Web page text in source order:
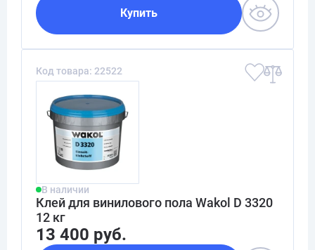
Купить
Код товара: 22522
В наличии
Клей для винилового пола Wakol D 3320
12 кг
13 400 руб.